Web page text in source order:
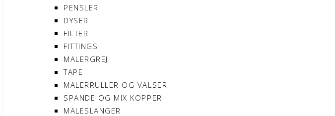
PENSLER
DYSER
FILTER
FITTINGS
MALERGREJ
TAPE
MALERRULLER OG VALSER
SPANDE OG MIX KOPPER
MALESLANGER